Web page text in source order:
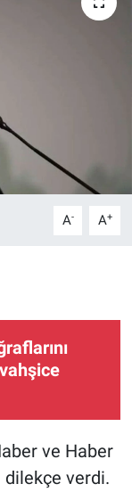
A- A+
ve Haber
dilekçe verdi.